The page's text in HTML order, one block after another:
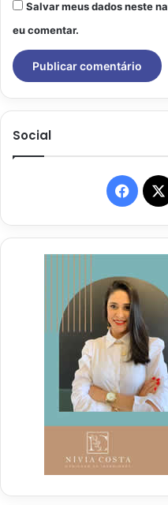
Salvar meus dados neste
eu comentar.
Social